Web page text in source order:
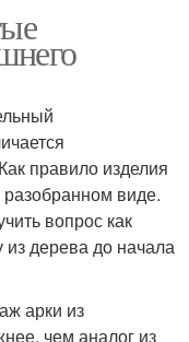
правило изделия
разобранном виде.
вопрос как
из дерева до начала
арки из
чем аналог из